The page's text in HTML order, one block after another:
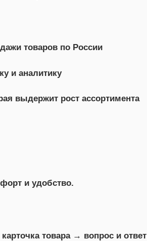
товаров по России
и аналитику
выдержит рост ассортимента
и удобство.
товара → вопрос и ответ